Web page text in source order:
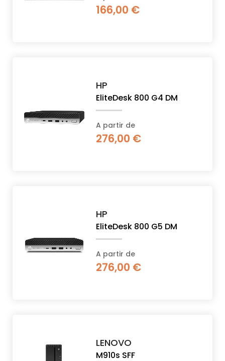
166,00 €
HP
EliteDesk 800 G4 DM
A partir de
276,00 €
HP
EliteDesk 800 G5 DM
A partir de
276,00 €
LENOVO
M910s SFF